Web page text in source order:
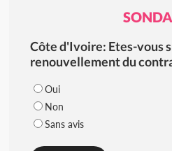
Côte d'Ivoire: Etes-vous
renouvellement du
Oui
Non
Sans avis